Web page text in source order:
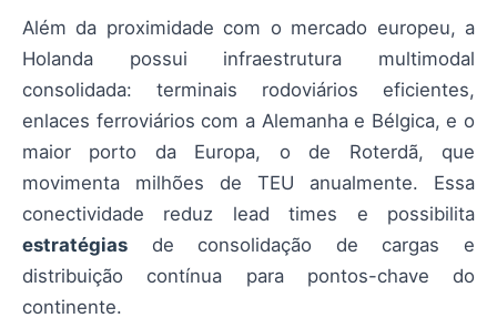
Além da proximidade com o mercado europeu, a
Holanda possui infraestrutura multimodal
consolidada: terminais rodoviários eficientes,
enlaces ferroviários com a Alemanha e Bélgica, e o
maior porto da Europa, o de Roterdã, que
movimenta milhões de TEU anualmente. Essa
conectividade reduz lead times e possibilita
estratégias de consolidação de cargas e
distribuição contínua para pontos-chave do
continente.